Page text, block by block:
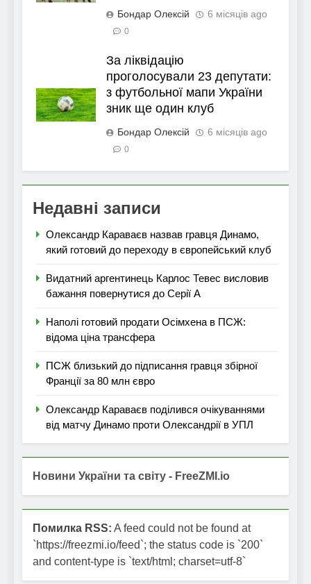
Бондар Олексій 6 місяців ago
0
За ліквідацію
проголосували 23 депутати:
з футбольної мапи України
зник ще один клуб
Бондар Олексій 6 місяців ago
0
Недавні записи
Олександр Караваєв назвав гравця Динамо,
який готовий до переходу в європейський клуб
Видатний аргентинець Карлос Тевес висловив
бажання повернутися до Серії А
Наполі готовий продати Осімхена в ПСЖ:
відома ціна трансфера
ПСЖ близький до підписання гравця збірної
Франції за 80 млн євро
Олександр Караваєв поділився очікуваннями
від матчу Динамо проти Олександрії в УПЛ
Новини України та світу - FreeZMI.io
Помилка RSS: A feed could not be found at
`https://freezmi.io/feed`; the status code is `200`
and content-type is `text/html; charset=utf-8`